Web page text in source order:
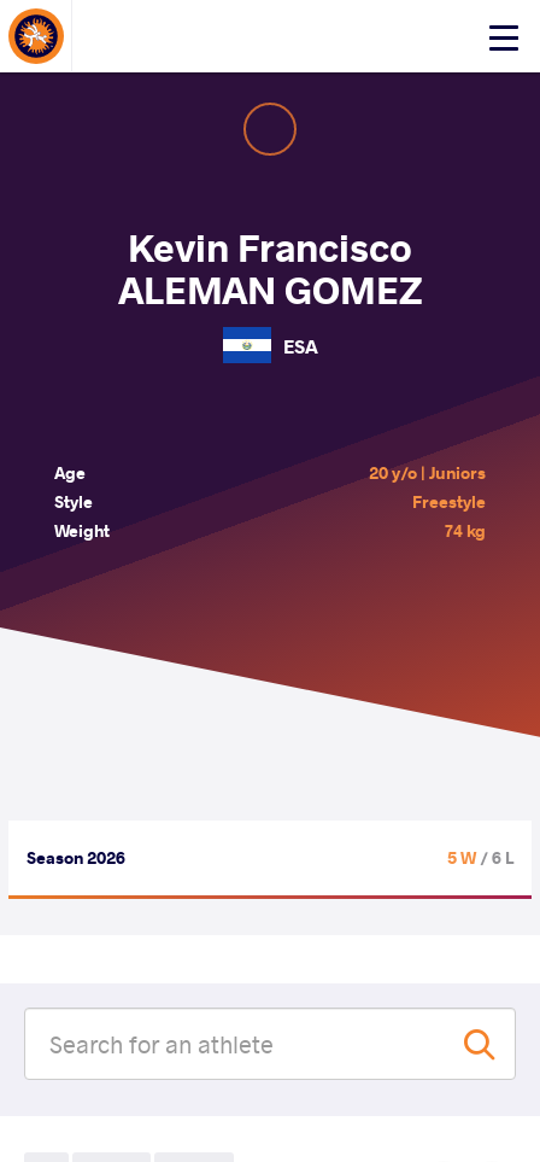
Click
About Events
Kevin Francisco
ALEMAN GOMEZ
ESA
Age
20 y/o | Juniors
Style
Freestyle
Weight
74 kg
Season 2026 5 W/ 6 L